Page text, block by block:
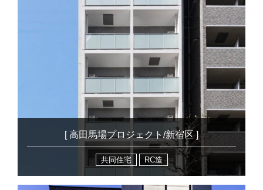
[ 高田馬場プロジェクト/新宿区 ]
共同住宅 RC造